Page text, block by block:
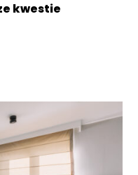
kwestie